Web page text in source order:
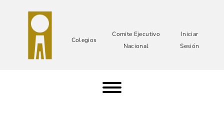
Colegios
Comite Ejecutivo
Nacional
Iniciar
Sesión